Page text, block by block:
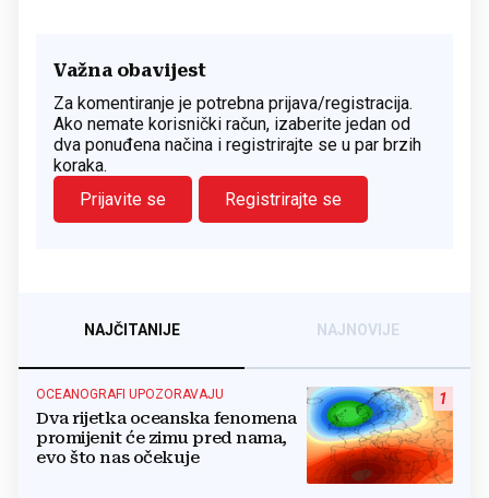
Važna obavijest
Za komentiranje je potrebna prijava/registracija.
Ako nemate korisnički račun, izaberite jedan od
dva ponuđena načina i registrirajte se u par brzih
koraka.
Prijavite se
Registrirajte se
NAJČITANIJE NAJNOVIJE
1
OCEANOGRAFI UPOZORAVAJU
Dva rijetka oceanska fenomena
promijenit će zimu pred nama,
evo što nas očekuje